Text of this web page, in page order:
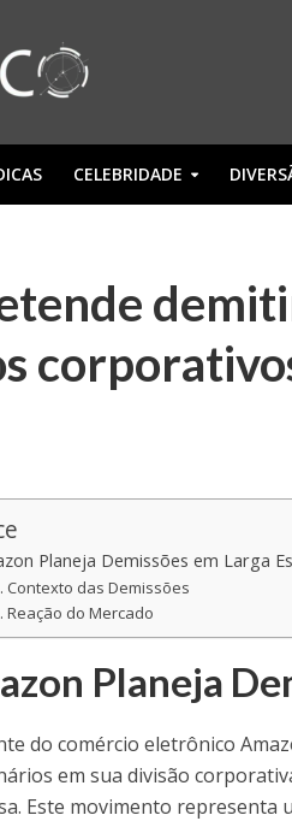
CELEBRIDADE
Planeja Demissões em Larga
Contexto das Demissões
Reação do Mercado
Planeja
do comércio eletrônico
em sua divisão
Este movimento representa